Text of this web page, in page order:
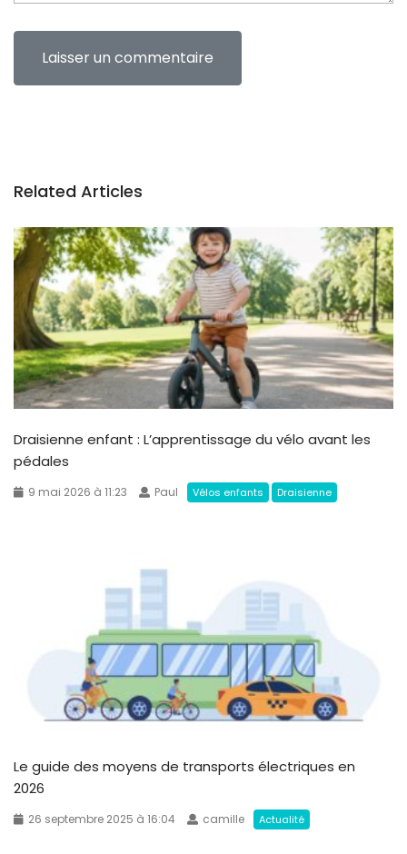
Related Articles
Draisienne enfant : L’apprentissage du vélo avant les
pédales
9 mai 2026 à 11:23 Paul Vélos enfants Draisienne
Le guide des moyens de transports électriques en
2026
26 septembre 2025 à 16:04 camille Actualité